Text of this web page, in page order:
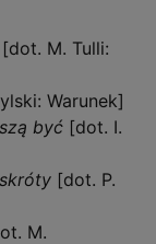
[dot. M. Tulli:
Warunek]
być [dot. I.
[dot. P.
M.